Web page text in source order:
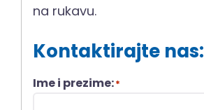
na rukavu.
Kontaktirajte nas:
Ime i prezime:*